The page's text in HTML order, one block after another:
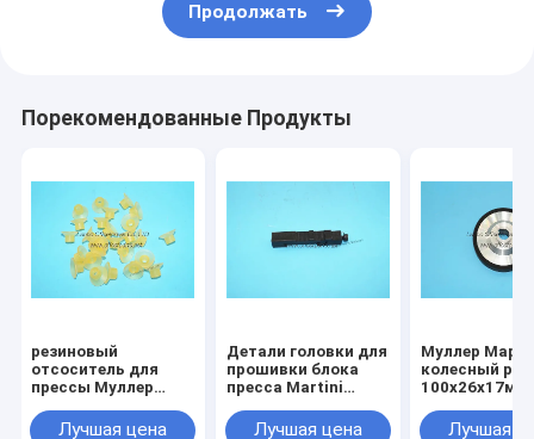
Продолжать
Порекомендованные Продукты
резиновый
отсоситель для
прессы Муллер
27x13.5x6mmx13.5mm
Лучшая цена
Детали головки для
прошивки блока
пресса Martini
ширина блока 15
Лучшая цена
Муллер
колесный
100х26х17мм
машина
Лучшая